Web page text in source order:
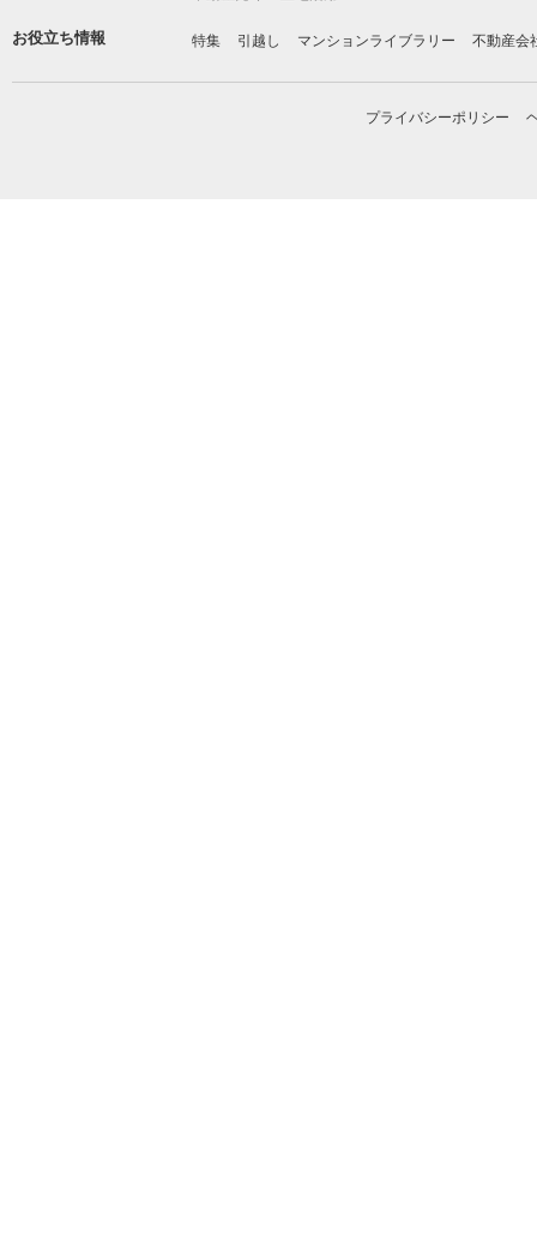
お役立ち情報 特集 引越し マンションライブラリー 不動産会
プライバシーポリシー